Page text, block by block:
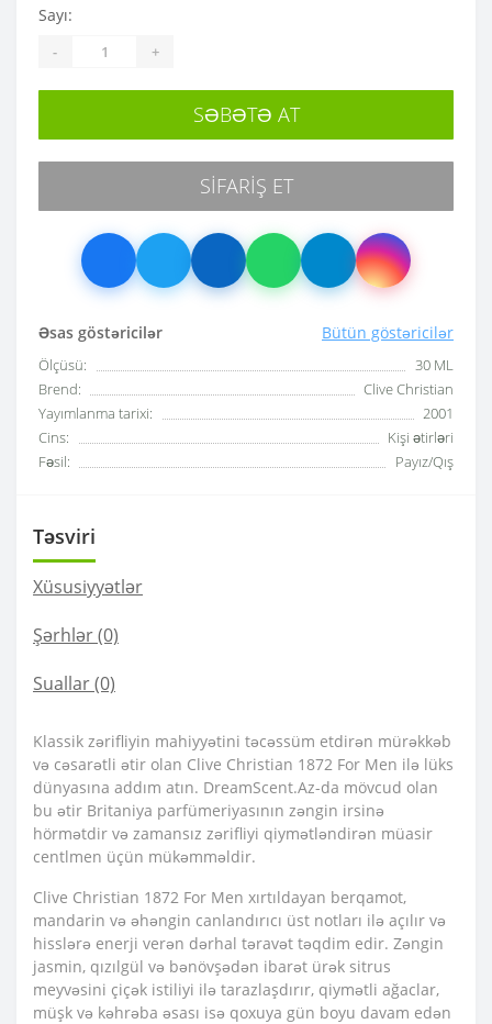
Əsas göstəricilər Bütün göstəricilər
Ölçüsü:
30 ML
Brend:
Clive Christian
Yayımlanma tarixi:
2001
Cins:
Kişi ətirləri
Fəsil:
Payız/Qış
Sayı:
- +
SƏBƏTƏ AT
SIFARIŞ ET
Təsviri
Xüsusiyyətlər
Şərhlər (0)
Suallar(0)
Klassik zərifliyin mahiyyətini təcəssüm etdirən mürəkkəb
və cəsarətli ətir olan Clive Christian 1872 For Men ilə lüks
dünyasına addım atın. DreamScent.Az-da mövcud olan
bu ətir Britaniya parfümeriyasının zəngin irsinə
hörmətdir və zamansız zərifliyi qiymətləndirən müasir
centlmen üçün mükəmməldir.
Clive Christian 1872 For Men xırtıldayan berqamot,
mandarin və əhəngin canlandırıcı üst notları ilə açılır və
hisslərə enerji verən dərhal təravət təqdim edir. Zəngin
jasmin, qızılgül və bənövşədən ibarət ürək sitrus
meyvəsini çiçək istiliyi ilə tarazlaşdırır, qiymətli ağaclar,
müşk və kəhrəba əsası isə qoxuya gün boyu davam edən